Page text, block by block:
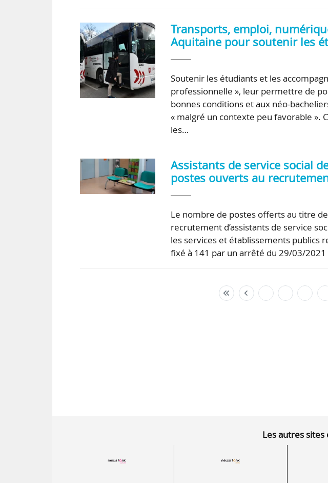
Transports, emploi,
Aquitaine pour soutenir les
Soutenir les étudiants et les
professionnelle », leur permettre de
bonnes conditions et aux néo-
« malgré un contexte peu favorable ».
les…
Assistants de service social
postes ouverts au
Le nombre de postes offerts au titre
recrutement d’assistants de service
les services et établissements publics
fixé à 141 par un arrêté du 29/03/
Les autres sites